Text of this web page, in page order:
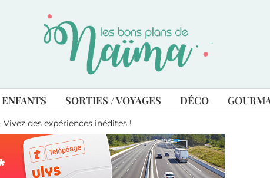
ENFANTS SORTIES / VOYAGES DÉCO
Vivez des expériences inédites !